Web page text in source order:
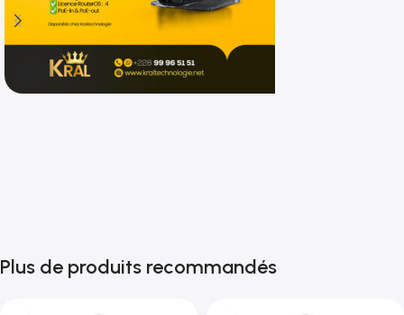
Plus de produits recommandés